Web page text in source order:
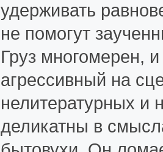
удерживать
не помогут
Груз многомерен,
агрессивный на
нелитературных и
деликатны в